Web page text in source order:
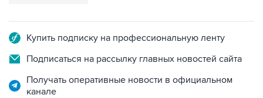
Купить подписку на профессиональную ленту
Подписаться на рассылку главных новостей сайта
Получать оперативные новости в официальном
канале